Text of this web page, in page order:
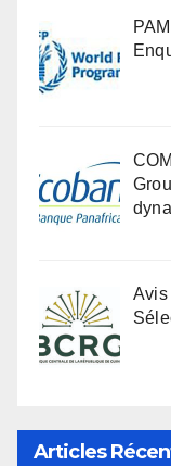
Avis
Articles